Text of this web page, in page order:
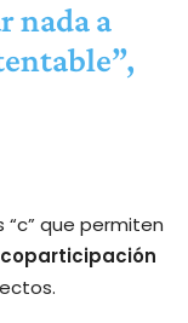
nada a
”,
“c” que permiten
coparticipación